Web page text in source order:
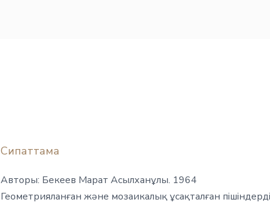
Сипаттама
Авторы: Бекеев Марат Асылханұлы. 1964
Геометрияланған және мозаикалық ұсақталған